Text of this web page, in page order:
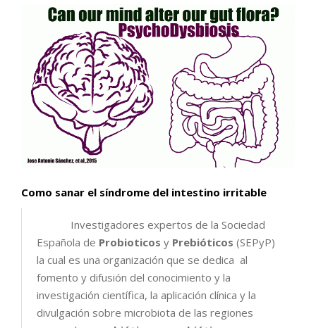
Como sanar el síndrome del intestino irritable
Investigadores expertos de la Sociedad
Española de Probioticos y Prebióticos (SEPyP)
la cual es una organización que se dedica al
fomento y difusión del conocimiento y la
investigación científica, la aplicación clínica y la
divulgación sobre microbiota de las regiones